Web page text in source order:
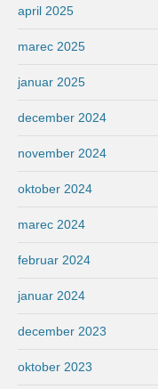
april 2025
marec 2025
januar 2025
december 2024
november 2024
oktober 2024
marec 2024
februar 2024
januar 2024
december 2023
oktober 2023